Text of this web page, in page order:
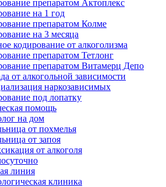
препаратом Актоплекс
на 1 год
препаратом Колме
на 3 месяца
кодирование от алкоголизма
препаратом Тетлонг
препаратом Витамерц Депо
от алкогольной зависимости
наркозависимых
под лопатку
помощь
на дом
от похмелья
от запоя
от алкоголя
линия
клиника